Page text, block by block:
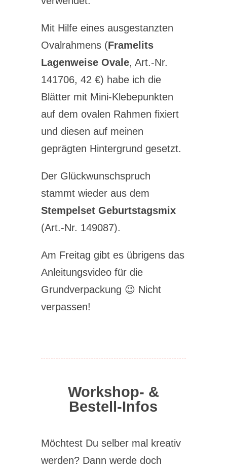
Mit Hilfe eines ausgestanzten
Ovalrahmens (Framelits
Lagenweise Ovale, Art.-Nr.
141706, 42 €) habe ich die
Blätter mit Mini-Klebepunkten
auf dem ovalen Rahmen fixiert
und diesen auf meinen
geprägten Hintergrund gesetzt.
Der Glückwunschspruch
stammt wieder aus dem
Stempelset Geburtstagsmix
(Art.-Nr. 149087).
Am Freitag gibt es übrigens das
Anleitungsvideo für die
Grundverpackung 😉 Nicht
verpassen!
Workshop- &
Bestell-Infos
Möchtest Du selber mal kreativ
werden? Dann werde doch